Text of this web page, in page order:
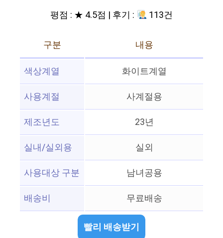
평점 : ★ 4.5점 | 후기 :
113건
구분
내용
색상계열
화이트계열
사용계절
사계절용
제조년도
23년
실내/실외용
실외
사용대상 구분
남녀공용
배송비
무료배송
빨리 배송받기